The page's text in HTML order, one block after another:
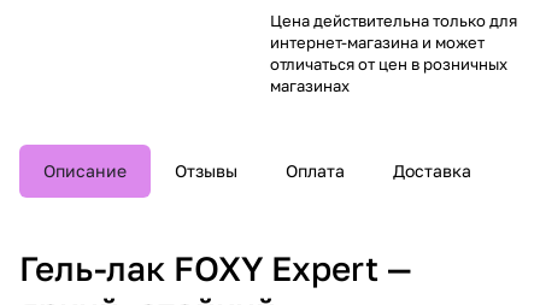
Цена действительна только для
интернет-магазина и может
отличаться от цен в розничных
магазинах
Описание Отзывы Оплата Доставка
Гель-лак FOXY Expert —